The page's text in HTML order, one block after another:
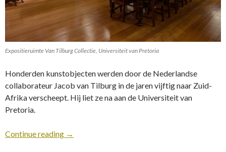
Expositieruimte Van Tilburg Collectie, Universiteit van Pretoria
Honderden kunstobjecten werden door de Nederlandse
collaborateur Jacob van Tilburg in de jaren vijftig naar Zuid-
Afrika verscheept. Hij liet ze na aan de Universiteit van
Pretoria.
Continue reading →